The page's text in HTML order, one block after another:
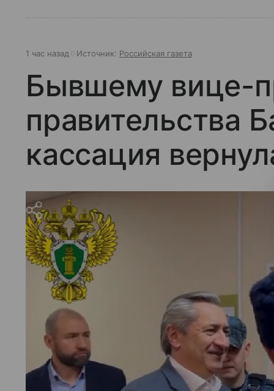
1 час назад Источник: Российская газета
Бывшему вице-
правительства
кассация